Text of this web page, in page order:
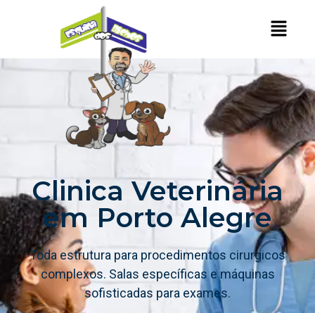
Clinica Veterinária
em Porto Alegre
Toda estrutura para procedimentos cirurgicos
complexos. Salas específicas e máquinas
sofisticadas para exames.